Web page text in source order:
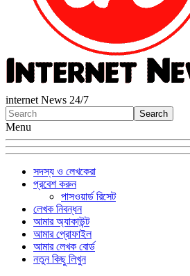
internet News 24/7
Menu
সদস্য ও লেখকেরা
প্রবেশ করুন
পাসওয়ার্ড রিসেট
লেখক নিবন্ধন
আমার অ্যাকাউন্ট
আমার প্রোফাইল
আমার লেখক বোর্ড
নতুন কিছু লিখুন